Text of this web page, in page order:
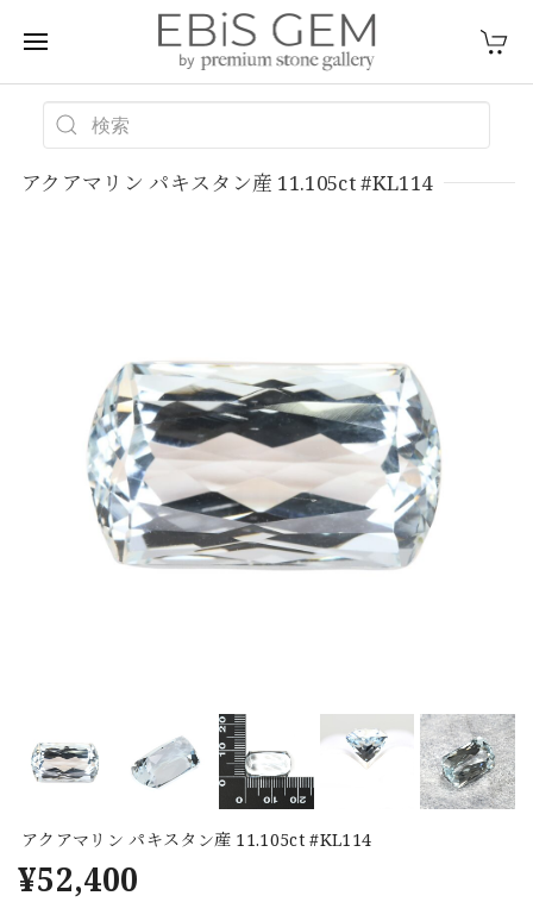
アクアマリン パキスタン産 11.105ct #KL114
アクアマリン パキスタン産 11.105ct #KL114
¥52,400